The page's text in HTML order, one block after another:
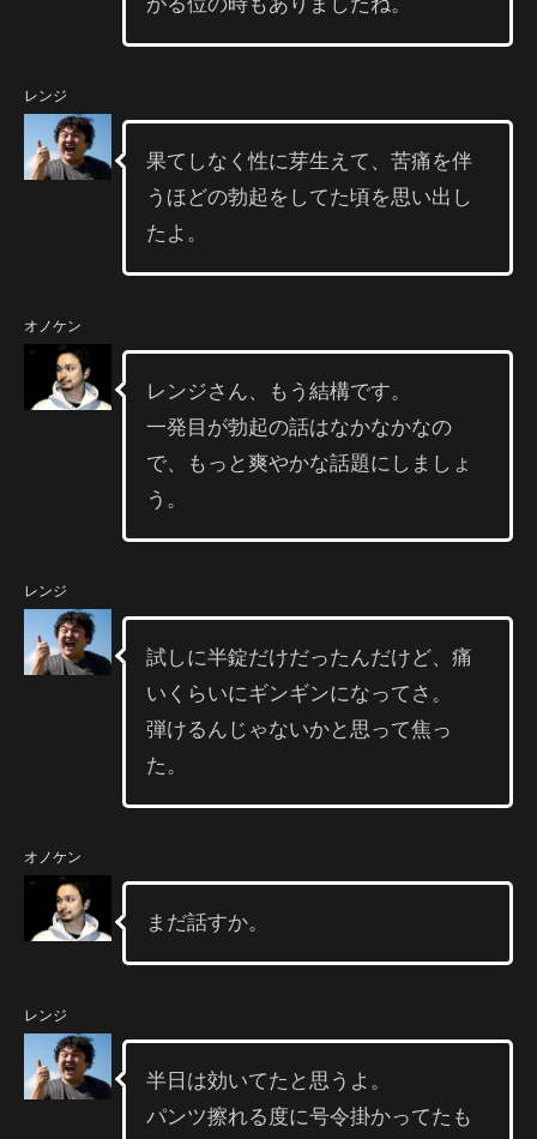
レンジ
果てしなく性に芽生えて、苦痛を伴
うほどの勃起をしてた頃を思い出し
たよ。
オノケン
レンジさん、もう結構です。
一発目が勃起の話はなかなかなの
で、もっと爽やかな話題にしましょ
う。
レンジ
試しに半錠だけだったんだけど、痛
いくらいにギンギンになってさ。
弾けるんじゃないかと思って焦っ
た。
オノケン
まだ話すか。
レンジ
半日は効いてたと思うよ。
パンツ擦れる度に号令掛かってたも